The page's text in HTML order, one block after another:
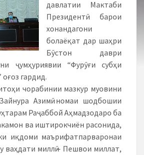
давлатии Мактаби
Президентӣ барои
хонандагони
болаёқат дар шаҳри
Бӯстон даври
ҷумҳуриявии “Фурӯғи субҳи
оғоз гардид.
чорабинии мазкур муовини
Азимӣ номаи шодбошии
Раҷаббой Аҳмадзодаро ба
ва иштирокчиён расонида,
иқдоми маърифатпарваронаи
ваҳдати миллӣ – Пешвои миллат,